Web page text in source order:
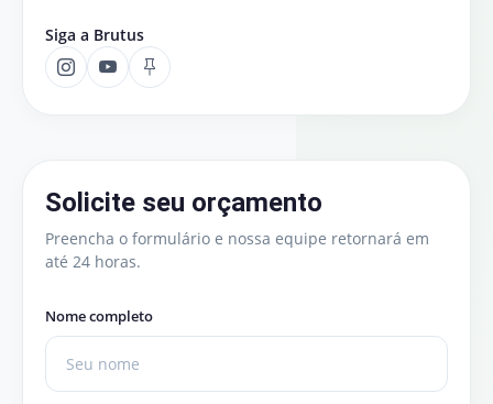
Siga a Brutus
Solicite seu orçamento
Preencha o formulário e nossa equipe retornará em
até 24 horas.
Nome completo